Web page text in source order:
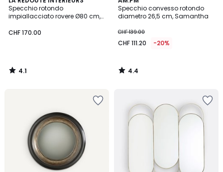
Specchio rotondo
impiallacciato rovere Ø80 cm,
CHF 170.00
/ 5
4.1
/
Specchio convesso rotondo
diametro 26,5 cm, Samantha
CHF 139.00
CHF 111.20 -20%
/ 5
4.4
/